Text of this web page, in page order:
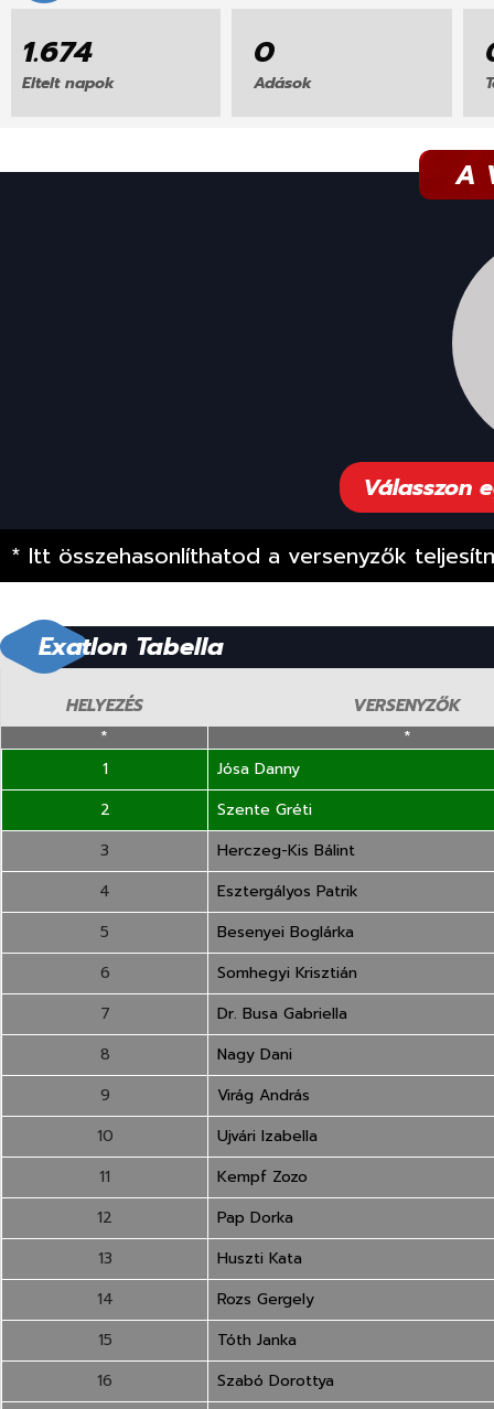
1.676
Eltelt napok
0
Adások
A
Válasszon
* Itt összehasonlíthatod a versenyzők
Exatlon Tabella
HELYEZÉS VERSENYZŐK
*
*
1
Jósa Danny
2
Szente Gréti
3
Herczeg-Kis Bálint
4
Esztergályos Patrik
5
Besenyei Boglárka
6
Somhegyi Krisztián
7
Dr. Busa Gabriella
8
Nagy Dani
9
Virág András
10
Ujvári Izabella
11
Kempf Zozo
12
Pap Dorka
13
Huszti Kata
14
Rozs Gergely
15
Tóth Janka
16
Szabó Dorottya